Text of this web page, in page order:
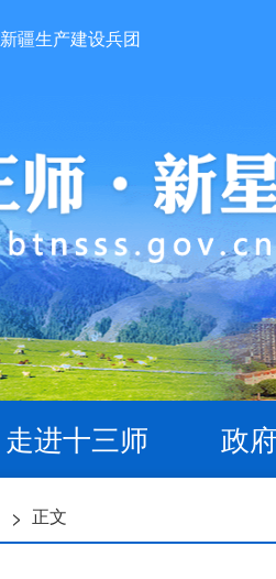
新疆生产建设兵团
走进十三师 政
> 正文